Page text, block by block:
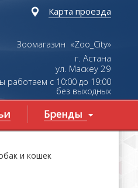
Карта проезда
Зоомагазин «Zoo_City»
г. Астана
ул. Маскеу29
работаем с 10:00 до 19:00
без выходных
Бренды
и кошек